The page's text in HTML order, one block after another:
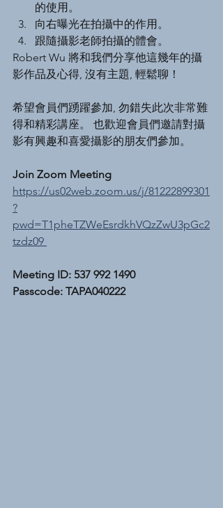
的使用。
向右曝光在拍攝中的作用。
跟隨攝影老師拍攝的體會。
Robert Wu 將和我們分享他這幾年的攝
影作品及心得, 沒有主題, 輕鬆聊！
希望會員們踴躍參加, 勿錯失此次非常難
得和精彩講座。 也歡迎會員們邀請對攝
影有興趣和喜愛攝影的朋友們參加。
Join Zoom Meeting
https://us02web.zoom.us/j/81222899301
?
pwd=T1pheTZWeEsrdkhVQzZwU3pGc2
tzdz09
Meeting ID: 537 992 1490
Passcode: TAPA040222